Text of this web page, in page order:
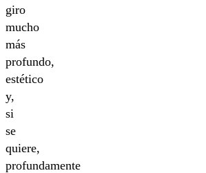
giro
mucho
más
profundo,
estético
y,
si
se
quiere,
profundamente